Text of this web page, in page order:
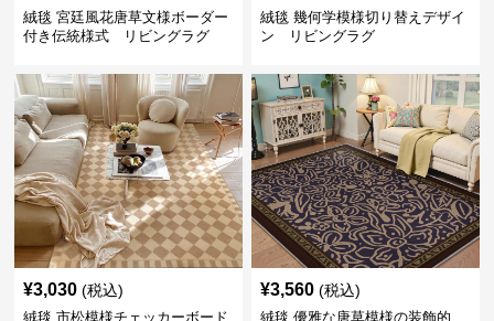
絨毯 宮廷風花唐草文様ボーダー
付き伝統様式 リビングラグ
絨毯 幾何学模様切り替えデザイ
ン リビングラグ
¥3,030 (税込)
絨毯 市松模様チェッカーボード
¥3,560 (税込)
絨毯 優雅な唐草模様の装飾的